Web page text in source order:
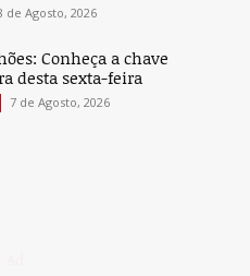
de Agosto, 2026
Conheça a chave
desta sexta-feira
7 de Agosto, 2026